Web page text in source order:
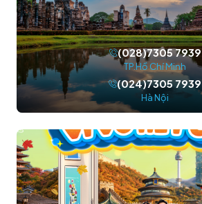
(028)7305 7939
TP.Hồ Chí Minh
(024)7305 7939
Hà Nội